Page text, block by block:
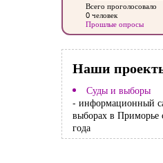
Всего проголосовало
0 человек
Прошлые опросы
Наши
Суды и выборы
- информационный
выборах в Приморье
года